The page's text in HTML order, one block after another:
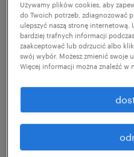
Praca dla
15. a 18. rokiem
zasady?
prawo. Jej zasady są
stosowne przepisy.
nastolatkowie między
mogą zostać
Używamy plików cookies, aby
do Twoich potrzeb, zdiagnozować
ulepszyć naszą stronę
bardziej trafnych informacji
zaakceptować lub odrzucić albo
swój wybór. Możesz zmienić swoje
Więcej informacji można znaleźć w